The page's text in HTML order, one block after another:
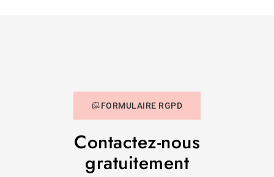
FORMULAIRE RGPD
Contactez-nous
gratuitement